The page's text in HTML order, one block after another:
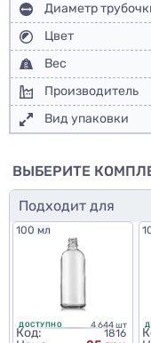
Диаметр
Цвет
Вес
Производитель
Вид упаковки
ВЫБЕРИТЕ
Подходит для
100 мл
ДОСТУПНО 4 644 шт
Код: 1816